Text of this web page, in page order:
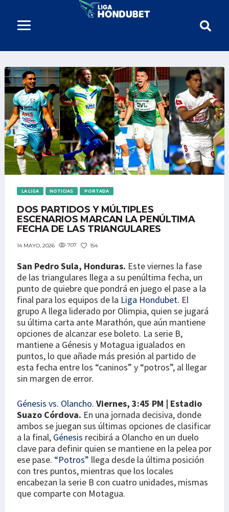
LA LIGA NOTICIAS PORTADA
DOS PARTIDOS Y MÚLTIPLES
ESCENARIOS MARCAN LA PENÚLTIMA
FECHA DE LAS TRIANGULARES
14 MAYO, 2026 707 154
San Pedro Sula, Honduras. Este viernes la fase
de las triangulares llega a su penúltima fecha, un
punto de quiebre que pondrá en juego el pase a la
final para los equipos de la Liga Hondubet. El
grupo A llega liderado por Olimpia, quien se jugará
su última carta ante Marathón, que aún mantiene
opciones de alcanzar ese boleto. La serie B,
mantiene a Génesis y Motagua igualados en
puntos, lo que añade más presión al partido de
esta fecha entre los “caninos” y “potros”, al llegar
sin margen de error.
Génesis vs. Olancho. Viernes, 3:45 PM | Estadio
Suazo Córdova. En una jornada decisiva, donde
ambos se juegan sus últimas opciones de clasificar
a la final, Génesis recibirá a Olancho en un duelo
clave para definir quien se mantiene en la pelea por
ese pase. “Potros” llega desde la última posición
con tres puntos, mientras que los locales
encabezan la serie B con cuatro unidades, mismas
que comparte con Motagua.